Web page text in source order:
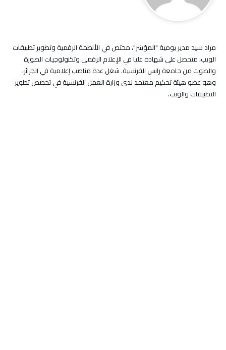
مراد سيد مدير يومية "المؤشر"، مختص في الأنظمة الرقمية وتطوير تطبيقات
الويب، متحصل على شهادة عليا في الإعلام الرقمي وتكنولوجيات الصورة
والصوت من جامعة رانس الفرنسية. شغل عدة مناصب إعلامية في الجزائر،
وهو عضو هيئة تحكيم معتمد لدى وزارة العمل الفرنسية في تخصص تطوير
التطبيقات والويب.